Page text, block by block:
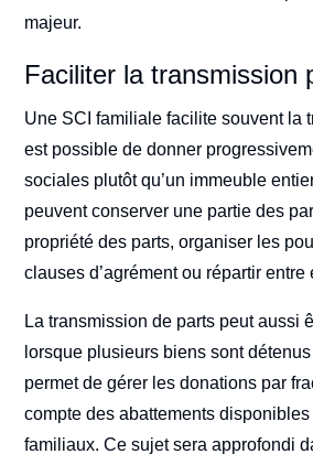
majeur.
Faciliter la transmission
Une SCI familiale facilite souvent la
est possible de donner
sociales plutôt qu’un immeuble
peuvent conserver une partie des
propriété des parts, organiser les
clauses d’agrément ou répartir entre
La transmission de parts peut aussi
lorsque plusieurs biens sont
permet de gérer les donations par
compte des abattements
familiaux. Ce sujet sera approfondi